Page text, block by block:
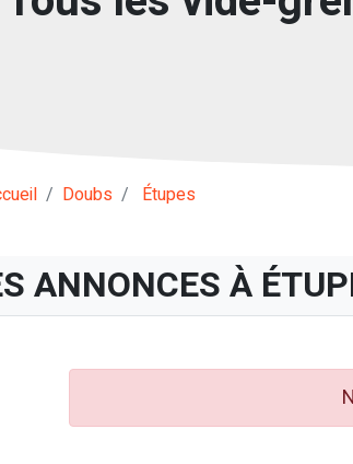
Doubs Étupes
ANNONCES À